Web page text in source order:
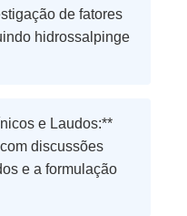
de fatores
hidrossalpinge
e Laudos:**
discussões
e a formulação